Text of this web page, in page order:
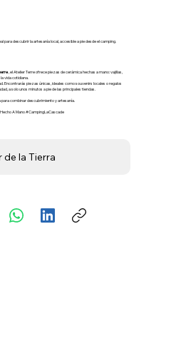
para descubrir la artesanía local, accesible a pie desde el camping.
, el Atelier Terre ofrece piezas de cerámica hechas a mano: vajillas,
vida cotidiana.
Encontrarás piezas únicas, ideales como souvenirs locales o regalos
a solo unos minutos a pie de las principales tiendas.
combinar descubrimiento y artesanía.
A Mano #CampingLaCascade
de la Tierra